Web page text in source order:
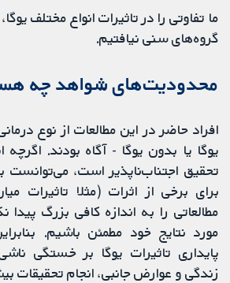
ما تفاوتی را در تاثیرات انواع مختلف
گروه‌های سنی نیافتیم.
محدودیت‌های شواهد چه
افراد حاضر در این مطالعات از نوع
یوگا یا بدون یوگا - آگاه بودند. اگرچه
تحقیق اجتناب‌ناپذیر است، می‌توانست
برای برخی از اثرات (مثلا تاثیرات
مطالعاتی را به اندازه کافی بزرگ پیدا
مورد نتایج خود مطمئن باشیم.
پایداری تاثیرات یوگا بر خستگی
زندگی و عوارض جانبی، انجام تحقیقات